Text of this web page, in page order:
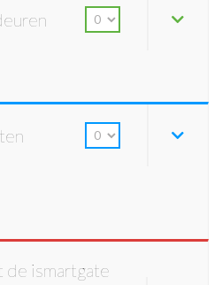
de ismartgate